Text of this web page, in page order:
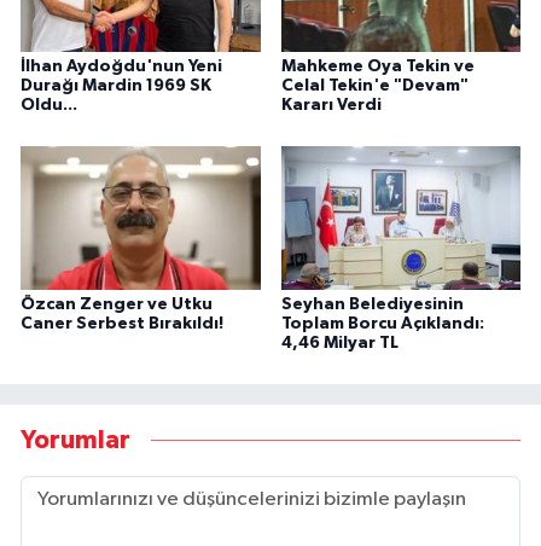
İlhan Aydoğdu'nun Yeni
Durağı Mardin 1969 SK
Oldu...
Mahkeme Oya Tekin ve
Celal Tekin'e "Devam"
Kararı Verdi
Özcan Zenger ve Utku
Caner Serbest Bırakıldı!
Seyhan Belediyesinin
Toplam Borcu Açıklandı:
4,46 Milyar TL
Yorumlar